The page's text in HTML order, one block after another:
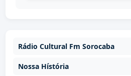
Rádio Cultural Fm Sorocaba
Nossa Hístória